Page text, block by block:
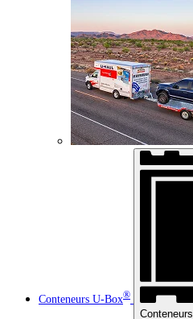
Conteneurs U-Box®
Conteneurs